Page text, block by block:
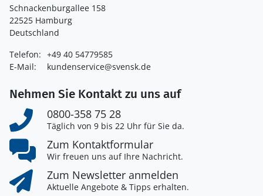
Schnackenburgallee 158
22525 Hamburg
Deutschland
Telefon: +49 40 54779585
E-Mail:
kundenservice@svensk.de
Nehmen Sie Kontakt zu uns auf
0800-358 75 28
Täglich von 9 bis 22 Uhr für Sie da.
Zum Kontaktformular
Wir freuen uns auf Ihre Nachricht.
Zum Newsletter anmelden
Aktuelle Angebote & Tipps erhalten.